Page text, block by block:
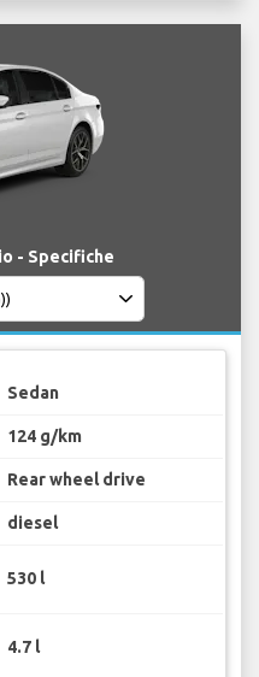
- Specifiche
Sedan
124 g/km
Rear wheel drive
diesel
530 l
4.7 l